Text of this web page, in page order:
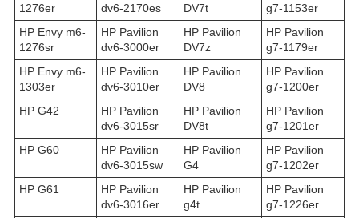
1276er
dv6-2170es
DV7t
g7-1153er
HP Envy m6-
1276sr
HP Pavilion
dv6-3000er
HP Pavilion
DV7z
HP Pavilion
g7-1179er
HP Envy m6-
1303er
HP Pavilion
dv6-3010er
HP Pavilion
DV8
HP Pavilion
g7-1200er
HP G42
HP Pavilion
dv6-3015sr
HP Pavilion
DV8t
HP Pavilion
g7-1201er
HP G60
HP Pavilion
dv6-3015sw
HP Pavilion
G4
HP Pavilion
g7-1202er
HP G61
HP Pavilion
dv6-3016er
HP Pavilion
g4t
HP Pavilion
g7-1226er